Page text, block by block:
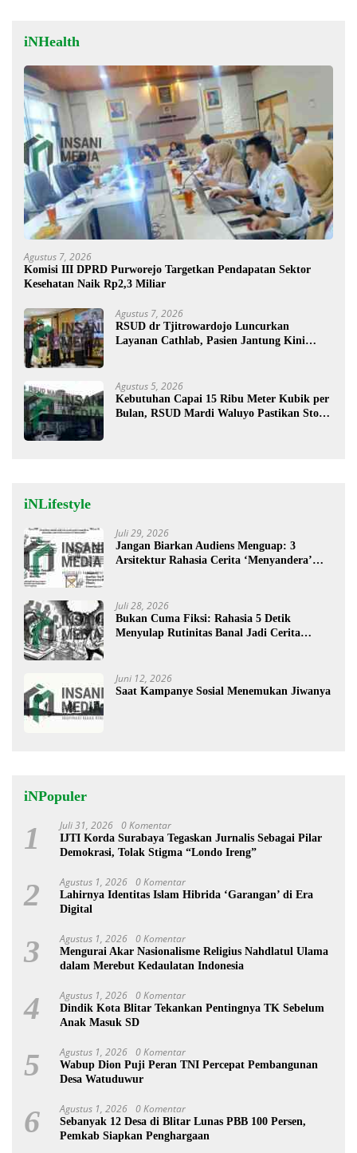
iNHealth
Agustus 7, 2026
Komisi III DPRD Purworejo Targetkan Pendapatan Sektor
Kesehatan Naik Rp2,3 Miliar
Agustus 7, 2026
RSUD dr Tjitrowardojo Luncurkan
Layanan Cathlab, Pasien Jantung Kini
Agustus 5, 2026
Kebutuhan Capai 15 Ribu Meter Kubik per
Bulan, RSUD Mardi Waluyo Pastikan Stok
iNLifestyle
Juli 29, 2026
Jangan Biarkan Audiens Menguap: 3
Arsitektur Rahasia Cerita ‘Menyandera’
Juli 28, 2026
Bukan Cuma Fiksi: Rahasia 5 Detik
Menyulap Rutinitas Banal Jadi Cerita
Juni 12, 2026
Saat Kampanye Sosial Menemukan Jiwanya
iNPopuler
1 Juli 31, 2026 0 Komentar
IJTI Korda Surabaya Tegaskan Jurnalis Sebagai Pilar
Demokrasi, Tolak Stigma “Londo Ireng”
2 Agustus 1, 2026 0 Komentar
Lahirnya Identitas Islam Hibrida ‘Garangan’ di Era
Digital
3 Agustus 1, 2026 0 Komentar
Mengurai Akar Nasionalisme Religius Nahdlatul Ulama
dalam Merebut Kedaulatan Indonesia
4 Agustus 1, 2026 0 Komentar
Dindik Kota Blitar Tekankan Pentingnya TK Sebelum
Anak Masuk SD
5 Agustus 1, 2026 0 Komentar
Wabup Dion Puji Peran TNI Percepat Pembangunan
Desa Watuduwur
6 Agustus 1, 2026 0 Komentar
Sebanyak 12 Desa di Blitar Lunas PBB 100 Persen,
Pemkab Siapkan Penghargaan